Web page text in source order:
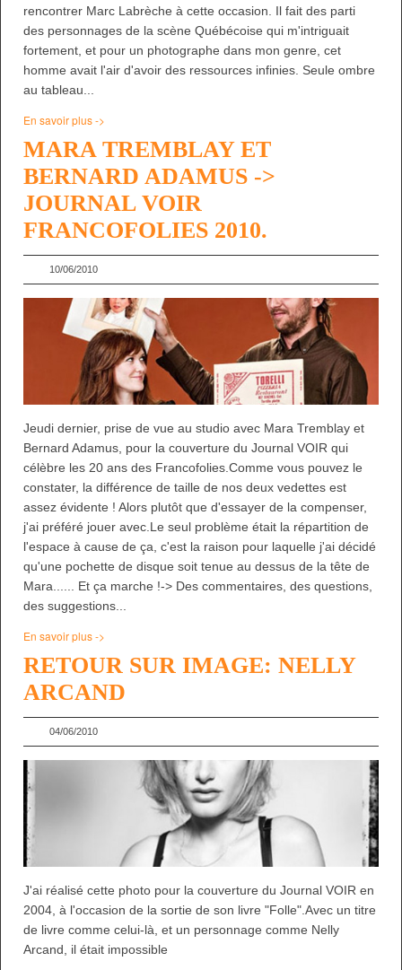
rencontrer Marc Labrèche à cette occasion. Il fait des parti
des personnages de la scène Québécoise qui m'intriguait
fortement, et pour un photographe dans mon genre, cet
homme avait l'air d'avoir des ressources infinies. Seule ombre
au tableau...
En savoir plus ->
MARA TREMBLAY ET
BERNARD ADAMUS ->
JOURNAL VOIR
FRANCOFOLIES 2010.
10/06/2010
Jeudi dernier, prise de vue au studio avec Mara Tremblay et
Bernard Adamus, pour la couverture du Journal VOIR qui
célèbre les 20 ans des Francofolies.Comme vous pouvez le
constater, la différence de taille de nos deux vedettes est
assez évidente ! Alors plutôt que d'essayer de la compenser,
j'ai préféré jouer avec.Le seul problème était la répartition de
l'espace à cause de ça, c'est la raison pour laquelle j'ai décidé
qu'une pochette de disque soit tenue au dessus de la tête de
Mara...... Et ça marche !-> Des commentaires, des questions,
des suggestions...
En savoir plus ->
RETOUR SUR IMAGE: NELLY
ARCAND
04/06/2010
J'ai réalisé cette photo pour la couverture du Journal VOIR en
2004, à l'occasion de la sortie de son livre "Folle".Avec un titre
de livre comme celui-là, et un personnage comme Nelly
Arcand, il était impossible